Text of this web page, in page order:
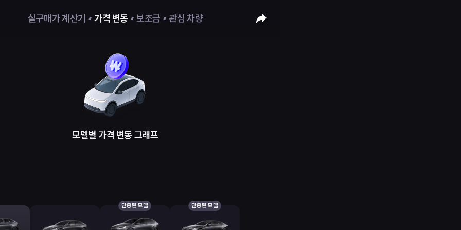
실구매가 계산기 가격 변동 보조금 관심 차량
모델별 가격 변동 그래프
단종된 모델 단종된 모델